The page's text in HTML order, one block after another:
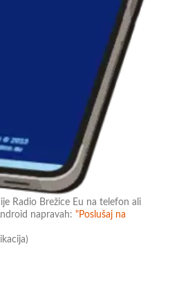
Radio Brežice Eu na telefon ali
napravah:"Poslušaj na